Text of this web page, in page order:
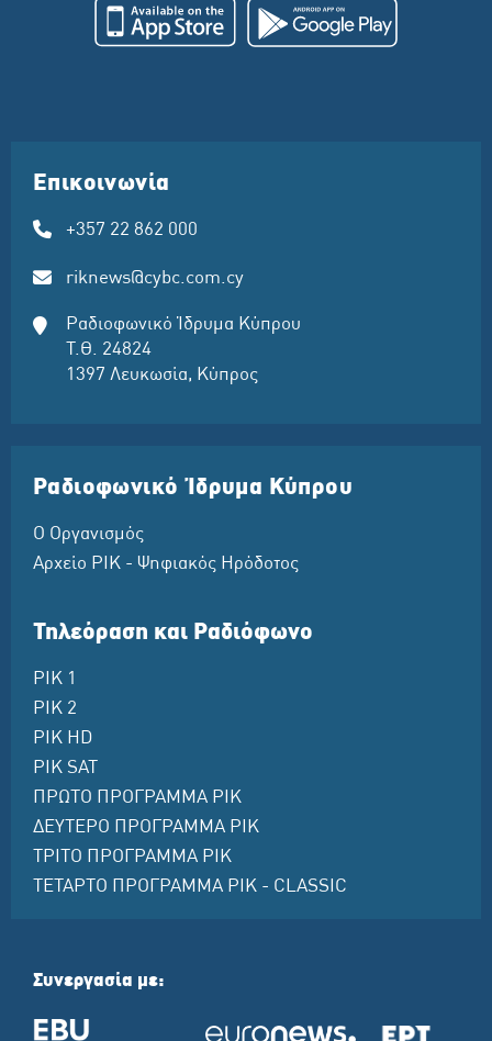
Επικοινωνία
+357 22 862 000
riknews@cybc.com.cy
Ραδιοφωνικό Ίδρυμα Κύπρου
Τ.Θ. 24824
1397 Λευκωσία, Κύπρος
Ραδιοφωνικό Ίδρυμα Κύπρου
Ο Οργανισμός
Αρχείο ΡΙΚ - Ψηφιακός Ηρόδοτος
Τηλεόραση και Ραδιόφωνο
ΡΙΚ 1
ΡΙΚ 2
ΡΙΚ HD
ΡΙΚ SAT
ΠΡΩΤΟ ΠΡΟΓΡΑΜΜΑ ΡΙΚ
ΔΕΥΤΕΡΟ ΠΡΟΓΡΑΜΜΑ ΡΙΚ
ΤΡΙΤΟ ΠΡΟΓΡΑΜΜΑ ΡΙΚ
ΤΕΤΑΡΤΟ ΠΡΟΓΡΑΜΜΑ ΡΙΚ - CLASSIC
Συνεργασία με: